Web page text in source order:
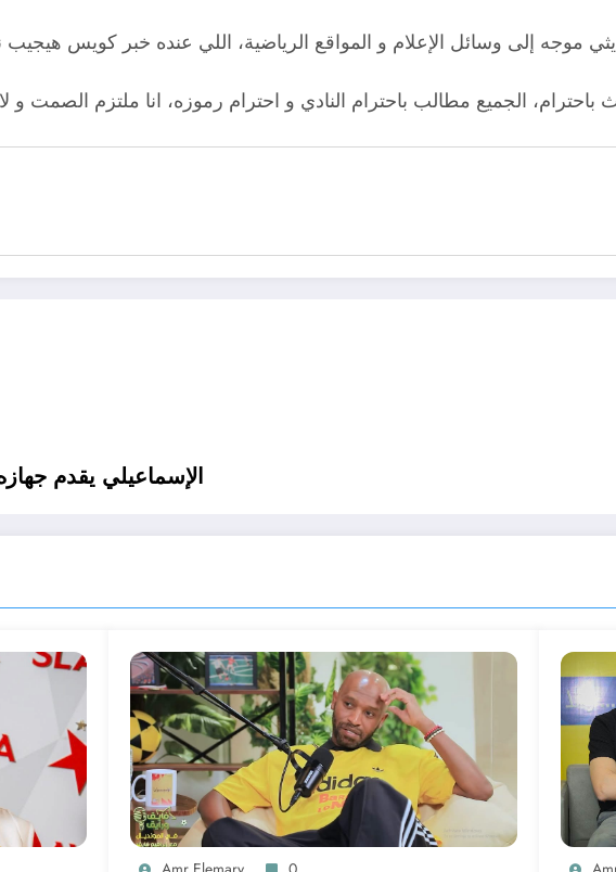
الجميع مطالب باحترام النادي و احترام رموزه، انا ملتزم الصمت
الإسماعيلي يقدم